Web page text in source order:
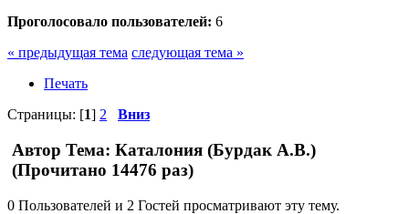
Проголосовало пользователей: 6
« предыдущая тема следующая тема »
Печать
Страницы: [1] 2 Вниз
Автор Тема: Каталония (Бурдак А.В.)
(Прочитано 14476 раз)
0 Пользователей и 2 Гостей просматривают эту тему.